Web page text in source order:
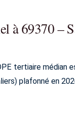
à 69370 –
tertiaire médian
plafonné en